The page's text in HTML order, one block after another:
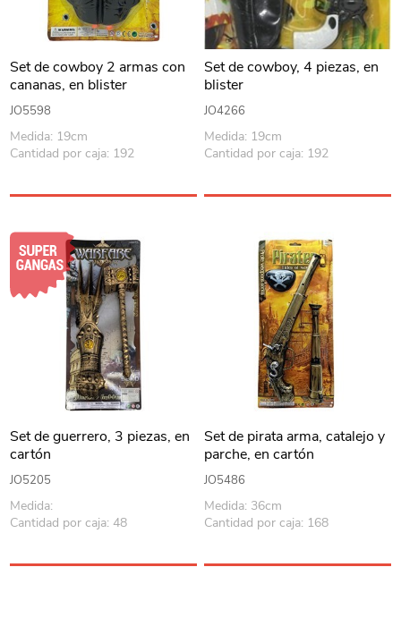
Set de cowboy 2 armas con
cananas, en blister
JO5598
Medida: 19cm
Cantidad por caja: 192
Set de cowboy, 4 piezas, en
blister
JO4266
Medida: 19cm
Cantidad por caja: 192
Set de guerrero, 3 piezas, en
cartón
JO5205
Medida:
Cantidad por caja: 48
Set de pirata arma, catalejo y
parche, en cartón
JO5486
Medida: 36cm
Cantidad por caja: 168